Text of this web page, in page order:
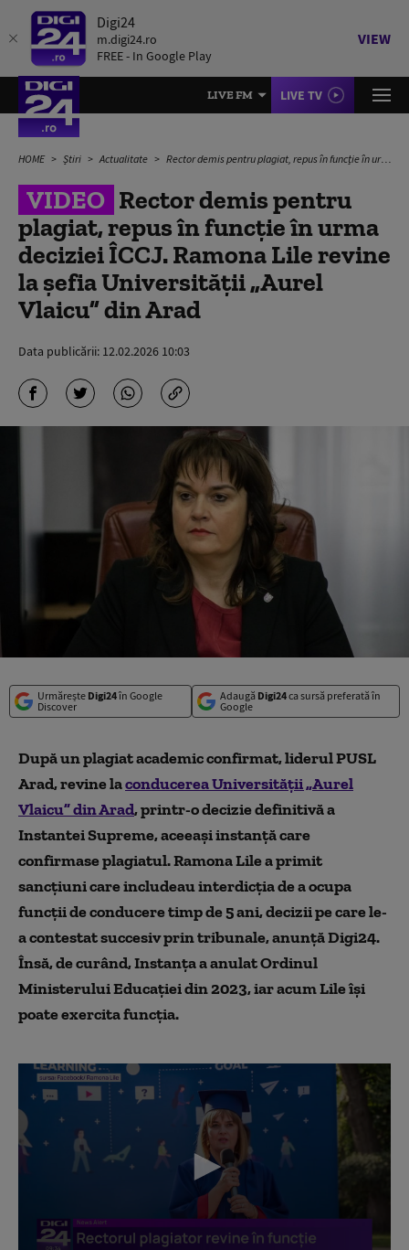
Digi24
m.digi24.ro
FREE - In Google Play
VIEW
LIVE FM LIVE TV
HOME Știri Actualitate Rector demis pentru plagiat, repus în funcție în urma deciziei ÎCCJ. Ramona Lile revine la șefia Universității „Aurel Vlaicu” din Arad
VIDEO Rector demis pentru
plagiat, repus în funcție în urma
deciziei ÎCCJ. Ramona Lile revine
la șefia Universității „Aurel
Vlaicu” din Arad
Data publicării: 12.02.2026 10:03
Urmărește Digi24în Google
Discover
Adaugă Digi24ca sursă preferată în
Google
După un plagiat academic confirmat, liderul PUSL
Arad, revine laconducerea Universității „Aurel
Vlaicu” din Arad, printr-o decizie definitivă a
Instantei Supreme, aceeași instanță care
confirmase plagiatul. Ramona Lile a primit
sancțiuni care includeau interdicția de a ocupa
funcții de conducere timp de 5 ani, decizii pe care le-
a contestat succesiv prin tribunale, anunță Digi24.
Însă, de curând, Instanța a anulat Ordinul
Ministerului Educației din 2023, iar acum Lile își
poate exercita funcția.